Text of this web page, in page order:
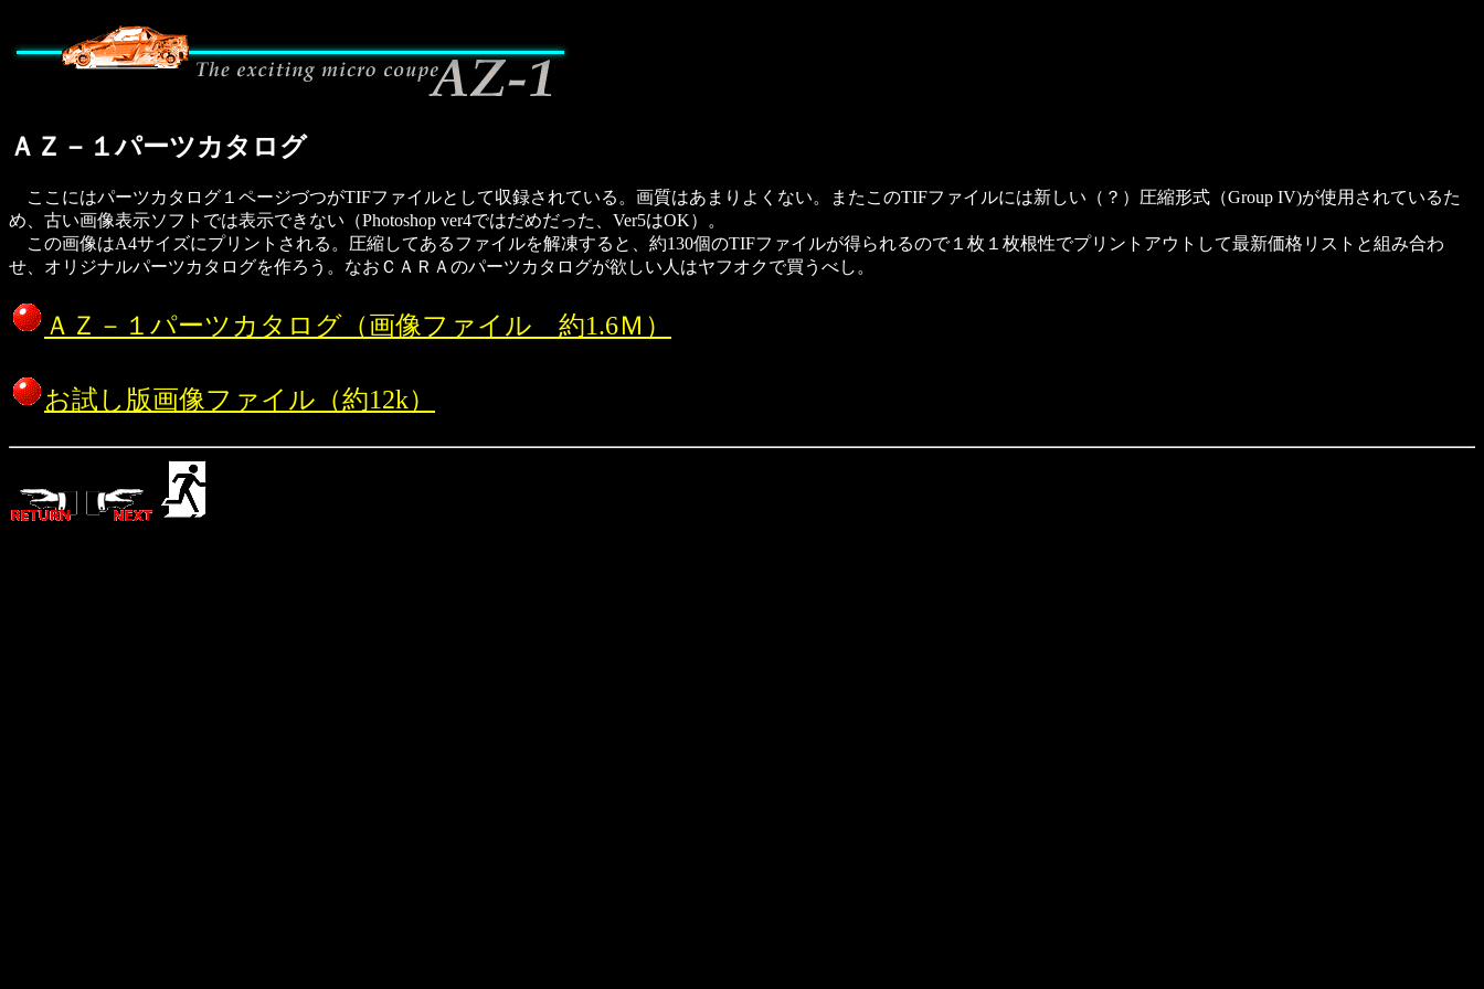
ＡＺ－１パーツカタログ
ここにはパーツカタログ１ページづつがTIFファイルとして収録されている。画質はあまりよくない。またこのTIFファイルには新しい（？）圧縮形式（Group IV)が使用されているた
め、古い画像表示ソフトでは表示できない（Photoshop ver4ではだめだった、Ver5はOK）。
この画像はA4サイズにプリントされる。圧縮してあるファイルを解凍すると、約130個のTIFファイルが得られるので１枚１枚根性でプリントアウトして最新価格リストと組み合わ
せ、オリジナルパーツカタログを作ろう。なおＣＡＲＡのパーツカタログが欲しい人はヤフオクで買うべし。
ＡＺ－１パーツカタログ（画像ファイル 約1.6Ｍ）
お試し版画像ファイル（約12k）